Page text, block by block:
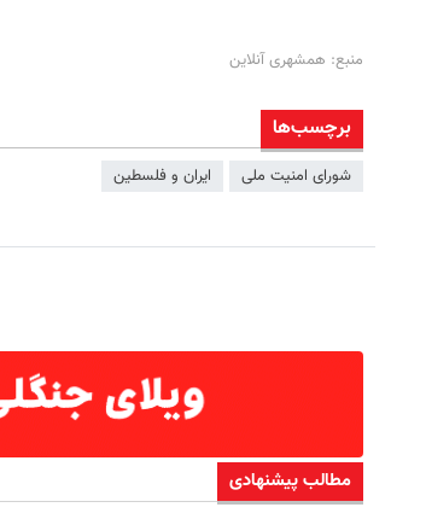
منبع: همشهری آنلاین
برچسب‌ها
شورای امنیت ملی ایران و فلسطین
مطالب پیشنهادی